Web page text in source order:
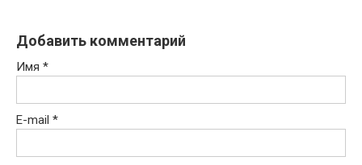
Добавить комментарий
Имя *
E-mail *